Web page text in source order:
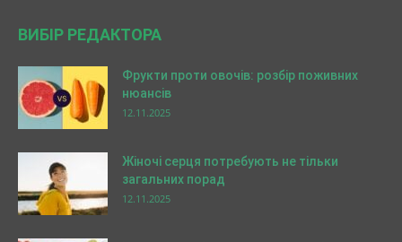
ВИБІР РЕДАКТОРА
Фрукти проти овочів: розбір поживних
нюансів
12.11.2025
Жіночі серця потребують не тільки
загальних порад
12.11.2025